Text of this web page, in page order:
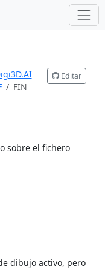
FIN
Editar
sobre el fichero
dibujo activo, pero